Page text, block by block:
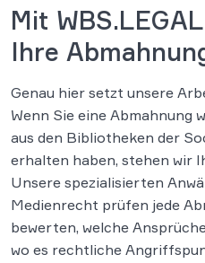
Mit
Ihre
Genau hier setzt unsere
Wenn Sie eine Abmahnung
aus den Bibliotheken der
erhalten haben, stehen wir
Unsere spezialisierten
Medienrecht prüfen jede
bewerten, welche
wo es rechtliche